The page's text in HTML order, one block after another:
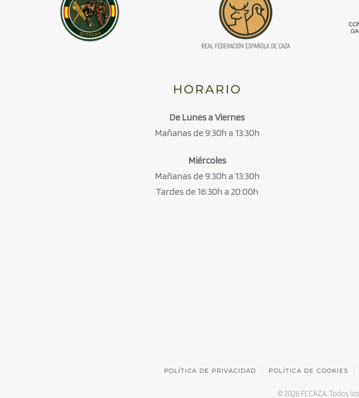
HORARIO
De Lunes a Viernes
Mañanas de 9:30h a 13:30h
Miércoles
Mañanas de 9:30h a 13:30h
Tardes de 16:30h a 20:00h
POLÍTICA DE PRIVACIDAD POLÍTICA DE COOKIES
© 2026 FCCAZA. Todos